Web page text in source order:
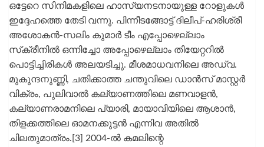
ഒട്ടേറെ സിനിമകളിലെ ഹാസ്യനടനായുള്ള റോളുകൾ
ഇദ്ദേഹത്തെ തേടി വന്നു. പിന്നീടങ്ങോട്ട് ദിലീപ്-ഹരിശ്രീ
അശോകൻ-സലിം കുമാർ ടീം എപ്പോഴെല്ലാം
സ്‌ക്രീനിൽ ഒന്നിച്ചോ അപ്പോഴെല്ലാം തിയേറ്ററിൽ
പൊട്ടിച്ചിരികൾ അലയടിച്ചു. മീശമാധവനിലെ അഡ്വ.
മുകുന്ദനുണ്ണി, ചതിക്കാത്ത ചന്തുവിലെ ഡാൻസ് മാസ്റ്റർ
വിക്രം, പുലിവാൽ കല്യാണത്തിലെ മണവാളൻ,
കല്യാണരാമനിലെ പ്യാരി, മായാവിയിലെ ആശാൻ,
തിളക്കത്തിലെ ഓമനക്കുട്ടൻ എന്നിവ അതിൽ
ചിലതുമാത്രം.[3] 2004-ൽ കമലിന്റെ